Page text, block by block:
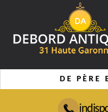
DE PÈRE